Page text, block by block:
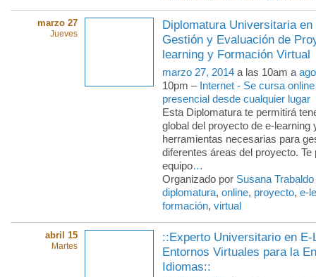
marzo 27
Jueves
Diplomatura Universitaria en
Gestión y Evaluación de
learning y Formación Virtual
marzo 27, 2014 a las 10am a
10pm – Internet - Se cursa
presencial desde cualquier lugar
Esta Diplomatura te permitirá
global del proyecto de e-learning
herramientas necesarias para
diferentes áreas del proyecto. Te
equipo…
Organizado por Susana Trabaldo
diplomatura, online, proyecto, e-
formación, virtual
abril 15
Martes
::Experto Universitario en E-
Entornos Virtuales para la
Idiomas::